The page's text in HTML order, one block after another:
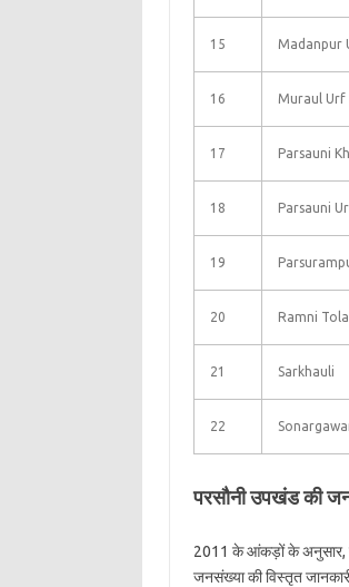
15 Madanpur
16 Muraul Urf
17 Parsauni
18 Parsauni
19
20 Ramni Tola
21 Sarkhauli
22
परसौनी उपखंड की
2011 के आंकड़ों के अनुसार,
जनसंख्या की विस्तृत